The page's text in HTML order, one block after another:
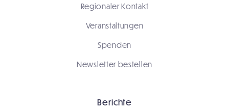
Regionaler Kontakt
Veranstaltungen
Spenden
Newsletter bestellen
Berichte